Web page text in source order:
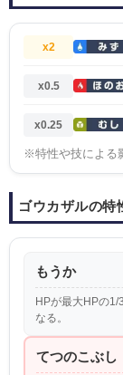
x2
x0.5
x0.25
※特性や技による
ゴウカザルの特
もうか
HPが最大HPの1/
なる。
てつのこぶし